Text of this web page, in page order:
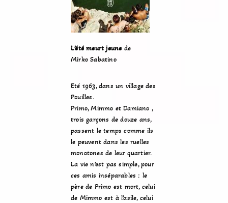
L’été meurt jeune de
Mirko Sabatino
Eté 1963, dans un village des
Pouilles.
Primo, Mimmo et Damiano ,
trois garçons de douze ans,
passent le temps comme ils
le peuvent dans les ruelles
monotones de leur quartier.
La vie n’est pas simple, pour
ces amis inséparables : le
père de Primo est mort, celui
de Mimmo est à l’asile, celui